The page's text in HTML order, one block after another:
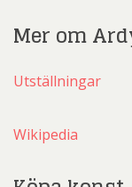
Mer om
Utställningar
Wikipedia